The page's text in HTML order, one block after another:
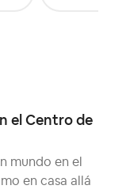
el Centro de
mundo en el
en casa allá